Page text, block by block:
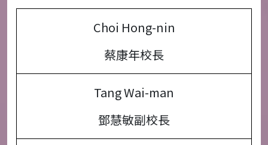
Choi Hong-nin
蔡康年校長
Tang Wai-man
鄧慧敏副校長